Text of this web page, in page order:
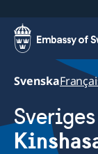
Svenska